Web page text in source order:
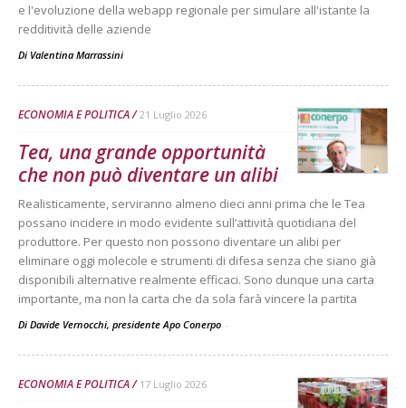
e l'evoluzione della webapp regionale per simulare all'istante la
redditività delle aziende
Di Valentina Marrassini
ECONOMIA E POLITICA 21 Luglio 2026
Tea, una grande opportunità
che non può diventare un alibi
Realisticamente, serviranno almeno dieci anni prima che le Tea
possano incidere in modo evidente sull’attività quotidiana del
produttore. Per questo non possono diventare un alibi per
eliminare oggi molecole e strumenti di difesa senza che siano già
disponibili alternative realmente efficaci. Sono dunque una carta
importante, ma non la carta che da sola farà vincere la partita
Di Davide Vernocchi, presidente Apo Conerpo -
ECONOMIA E POLITICA 17 Luglio 2026